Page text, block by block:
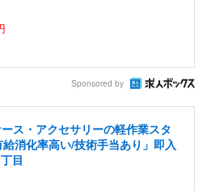
Sponsored by
ス・アクセサリーの軽作業スタ
消化率高い/技術手当あり」即入
目